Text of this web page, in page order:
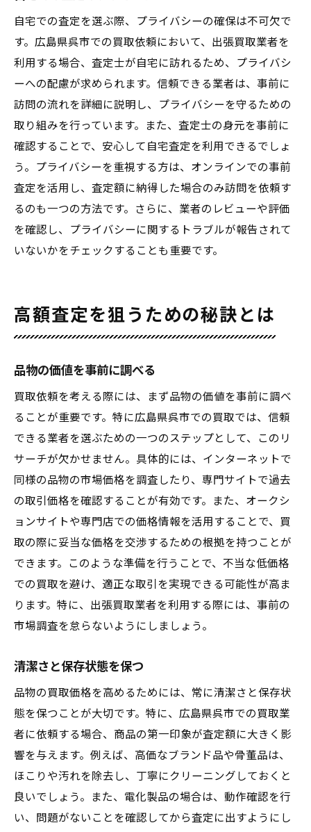
自宅での査定を選ぶ際、プライバシーの確保は不可欠で
す。広島県呉市での買取依頼において、出張買取業者を
利用する場合、査定士が自宅に訪れるため、プライバシ
ーへの配慮が求められます。信頼できる業者は、事前に
訪問の流れを詳細に説明し、プライバシーを守るための
取り組みを行っています。また、査定士の身元を事前に
確認することで、安心して自宅査定を利用できるでしょ
う。プライバシーを重視する方は、オンラインでの事前
査定を活用し、査定額に納得した場合のみ訪問を依頼す
るのも一つの方法です。さらに、業者のレビューや評価
を確認し、プライバシーに関するトラブルが報告されて
いないかをチェックすることも重要です。
高額査定を狙うための秘訣とは
品物の価値を事前に調べる
買取依頼を考える際には、まず品物の価値を事前に調べ
ることが重要です。特に広島県呉市での買取では、信頼
できる業者を選ぶための一つのステップとして、このリ
サーチが欠かせません。具体的には、インターネットで
同様の品物の市場価格を調査したり、専門サイトで過去
の取引価格を確認することが有効です。また、オークシ
ョンサイトや専門店での価格情報を活用することで、買
取の際に妥当な価格を交渉するための根拠を持つことが
できます。このような準備を行うことで、不当な低価格
での買取を避け、適正な取引を実現できる可能性が高ま
ります。特に、出張買取業者を利用する際には、事前の
市場調査を怠らないようにしましょう。
清潔さと保存状態を保つ
品物の買取価格を高めるためには、常に清潔さと保存状
態を保つことが大切です。特に、広島県呉市での買取業
者に依頼する場合、商品の第一印象が査定額に大きく影
響を与えます。例えば、高価なブランド品や骨董品は、
ほこりや汚れを除去し、丁寧にクリーニングしておくと
良いでしょう。また、電化製品の場合は、動作確認を行
い、問題がないことを確認してから査定に出すようにし